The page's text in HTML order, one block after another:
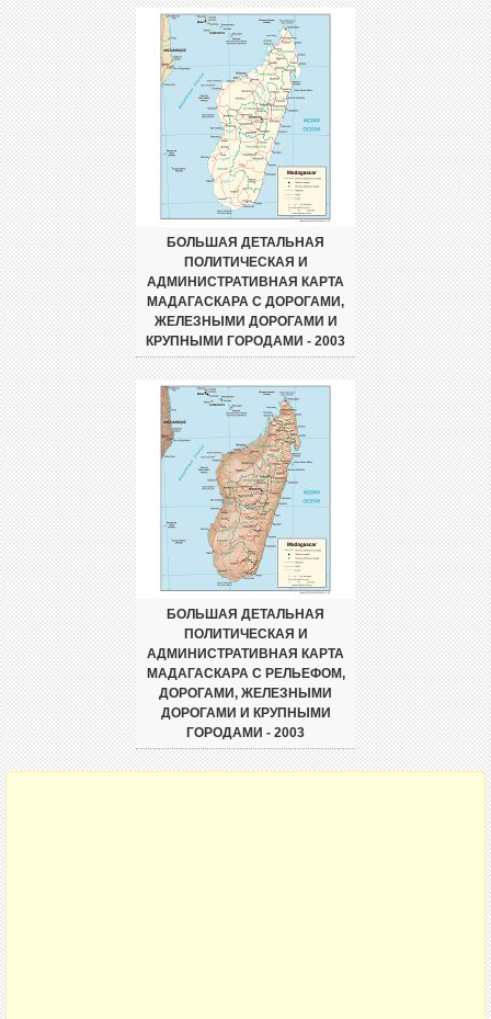
БОЛЬШАЯ ДЕТАЛЬНАЯ
ПОЛИТИЧЕСКАЯ И
АДМИНИСТРАТИВНАЯ КАРТА
МАДАГАСКАРА С ДОРОГАМИ,
ЖЕЛЕЗНЫМИ ДОРОГАМИ И
КРУПНЫМИ ГОРОДАМИ - 2003
БОЛЬШАЯ ДЕТАЛЬНАЯ
ПОЛИТИЧЕСКАЯ И
АДМИНИСТРАТИВНАЯ КАРТА
МАДАГАСКАРА С РЕЛЬЕФОМ,
ДОРОГАМИ, ЖЕЛЕЗНЫМИ
ДОРОГАМИ И КРУПНЫМИ
ГОРОДАМИ - 2003